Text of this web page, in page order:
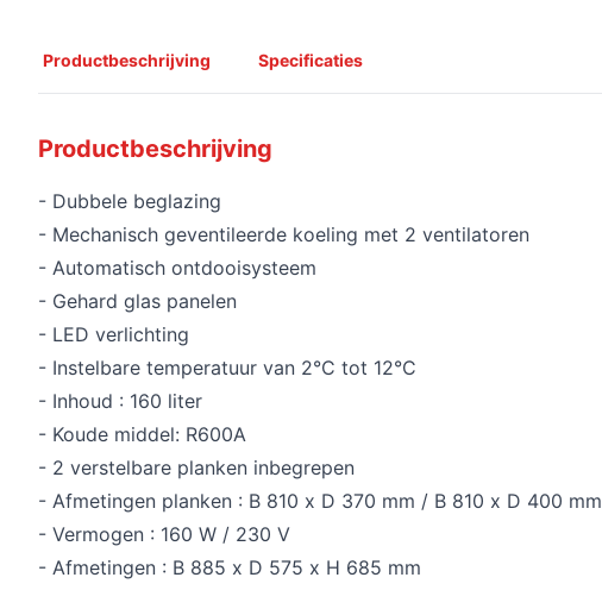
Productbeschrijving Specificaties
Productbeschrijving
- Dubbele beglazing
- Mechanisch geventileerde koeling met 2 ventilatoren
- Automatisch ontdooisysteem
- Gehard glas panelen
- LED verlichting
- Instelbare temperatuur van 2°C tot 12°C
- Inhoud : 160 liter
- Koude middel: R600A
- 2 verstelbare planken inbegrepen
- Afmetingen planken : B 810 x D 370 mm / B 810 x D 400 mm
- Vermogen : 160 W / 230 V
- Afmetingen : B 885 x D 575 x H 685 mm